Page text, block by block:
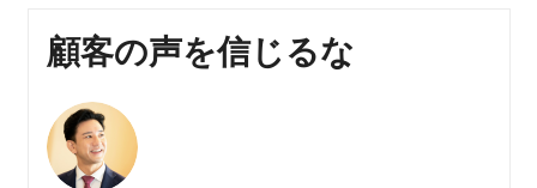
顧客の声を信じるな